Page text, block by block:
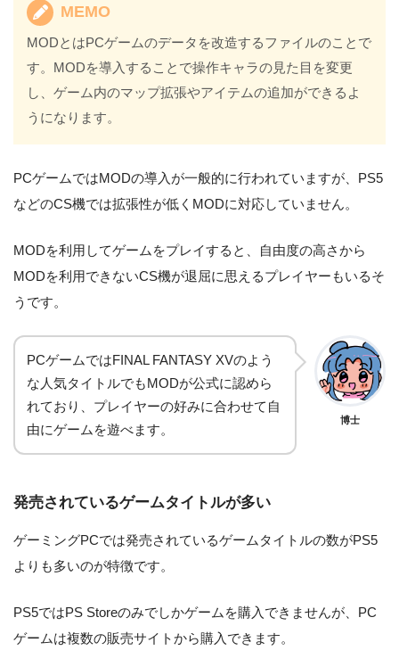
MEMO
MODとはPCゲームのデータを改造するファイルのことで
す。MODを導入することで操作キャラの見た目を変更
し、ゲーム内のマップ拡張やアイテムの追加ができるよ
うになります。
PCゲームではMODの導入が一般的に行われていますが、PS5
などのCS機では拡張性が低くMODに対応していません。
MODを利用してゲームをプレイすると、自由度の高さから
MODを利用できないCS機が退屈に思えるプレイヤーもいるそ
うです。
PCゲームではFINAL FANTASY XVのよう
な人気タイトルでもMODが公式に認めら
れており、プレイヤーの好みに合わせて自
由にゲームを遊べます。
博士
発売されているゲームタイトルが多い
ゲーミングPCでは発売されているゲームタイトルの数がPS5
よりも多いのが特徴です。
PS5ではPS Storeのみでしかゲームを購入できませんが、PC
ゲームは複数の販売サイトから購入できます。